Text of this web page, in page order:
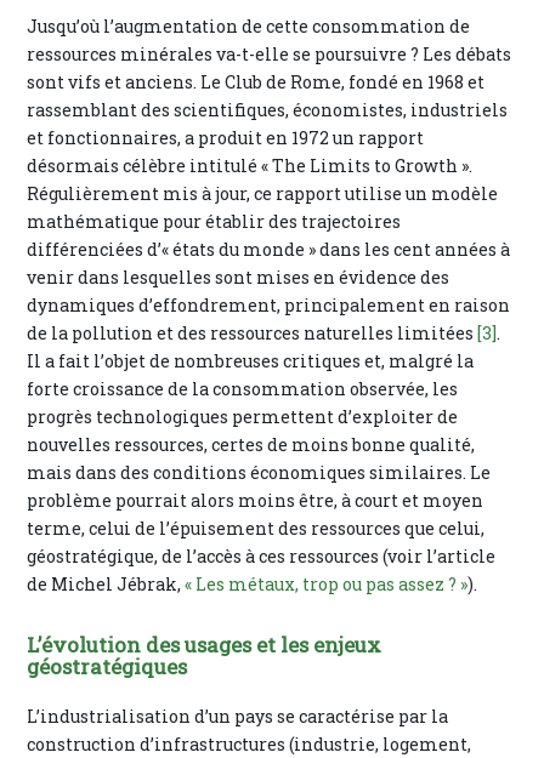
Jusqu’où l’augmentation de cette consommation de
ressources minérales va-t-elle se poursuivre ? Les débats
sont vifs et anciens. Le Club de Rome, fondé en 1968 et
rassemblant des scientifiques, économistes, industriels
et fonctionnaires, a produit en 1972 un rapport
désormais célèbre intitulé « The Limits to Growth ».
Régulièrement mis à jour, ce rapport utilise un modèle
mathématique pour établir des trajectoires
différenciées d’« états du monde » dans les cent années à
venir dans lesquelles sont mises en évidence des
dynamiques d’effondrement, principalement en raison
de la pollution et des ressources naturelles limitées[3].
Il a fait l’objet de nombreuses critiques et, malgré la
forte croissance de la consommation observée, les
progrès technologiques permettent d’exploiter de
nouvelles ressources, certes de moins bonne qualité,
mais dans des conditions économiques similaires. Le
problème pourrait alors moins être, à court et moyen
terme, celui de l’épuisement des ressources que celui,
géostratégique, de l’accès à ces ressources (voir l’article
de Michel Jébrak,« Les métaux, trop ou pas assez ? »).
L’évolution des usages et les enjeux
géostratégiques
L’industrialisation d’un pays se caractérise par la
construction d’infrastructures (industrie, logement,